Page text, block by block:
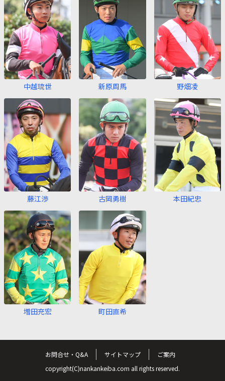
中越琉世 新原周馬 野畑凌
藤江渉 古岡勇樹 本田紀忠
増田充宏 町田直希
お問合せ・Q&A サイトマップ
ご案内
copyright(C)nankankeiba.com all rights reserved.